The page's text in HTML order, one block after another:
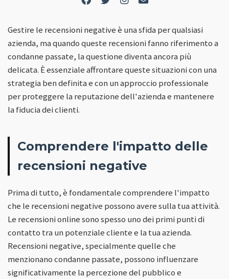
Gestire le recensioni negative è una sfida per qualsiasi
azienda, ma quando queste recensioni fanno riferimento a
condanne passate, la questione diventa ancora più
delicata. È essenziale affrontare queste situazioni con una
strategia ben definita e con un approccio professionale
per proteggere la reputazione dell'azienda e mantenere
la fiducia dei clienti.
Comprendere l'impatto delle
recensioni negative
Prima di tutto, è fondamentale comprendere l'impatto
che le recensioni negative possono avere sulla tua attività.
Le recensioni online sono spesso uno dei primi punti di
contatto tra un potenziale cliente e la tua azienda.
Recensioni negative, specialmente quelle che
menzionano condanne passate, possono influenzare
significativamente la percezione del pubblico e